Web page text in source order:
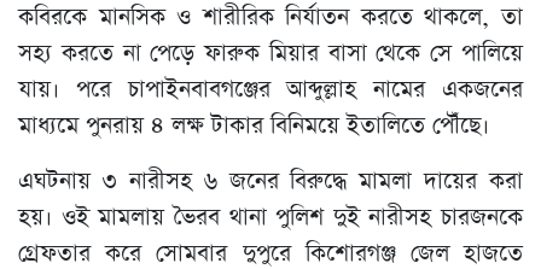
কবিরকে মানসিক ও শারীরিক নির্যাতন করতে থাকলে, তা
সহ্য করতে না পেড়ে ফারুক মিয়ার বাসা থেকে সে পালিয়ে
যায়। পরে চাপাইনবাবগঞ্জের আব্দুল্লাহ নামের একজনের
মাধ্যমে পুনরায় ৪ লক্ষ টাকার বিনিময়ে ইতালিতে পৌঁছে।
এঘটনায় ৩ নারীসহ ৬ জনের বিরুদ্ধে মামলা দায়ের করা
হয়। ওই মামলায় ভৈরব থানা পুলিশ দুই নারীসহ চারজনকে
গ্রেফতার করে সোমবার দুপুরে কিশোরগঞ্জ জেল হাজতে